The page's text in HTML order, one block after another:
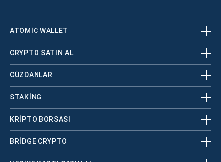
ATOMIC WALLET
CRYPTO SATIN AL
CÜZDANLAR
STAKING
KRİPTO BORSASI
BRIDGE CRYPTO